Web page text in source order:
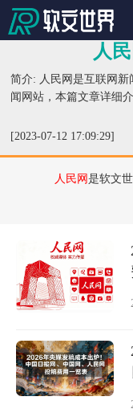
人
简介: 人民网是互联网
闻网站，本篇文章详细
[2023-07-12 17:09:29]
人民网是软文